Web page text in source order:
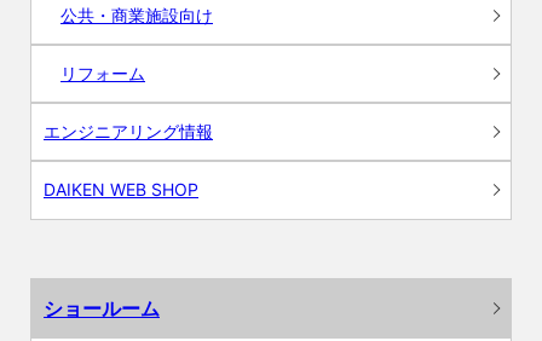
公共・商業施設向け
リフォーム
エンジニアリング情報
DAIKEN WEB SHOP
ショールーム